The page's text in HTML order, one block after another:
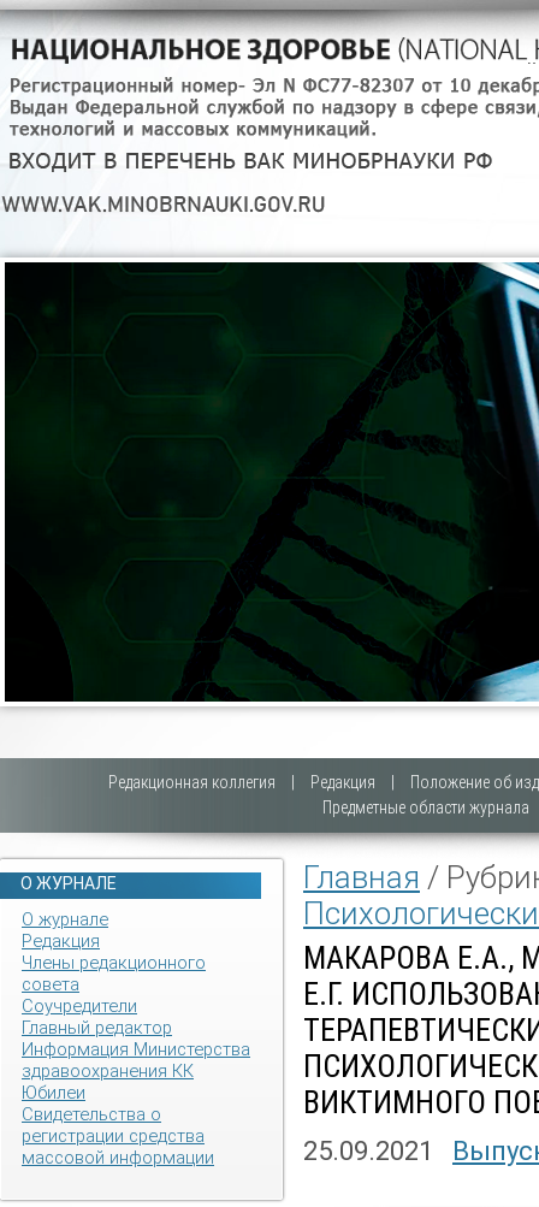
Редакционная коллегия Редакция
Положение об
Предметные области журнала
О ЖУРНАЛЕ
О журнале
Редакция
Члены редакционного
совета
Соучредители
Главный редактор
Информация Министерства
здравоохранения КК
Юбилеи
Свидетельства о
регистрации средства
массовой информации
Главная /
МАКАРОВА Е.А.,
Е.Г.
ВИКТИМНОГО
25.09.2021